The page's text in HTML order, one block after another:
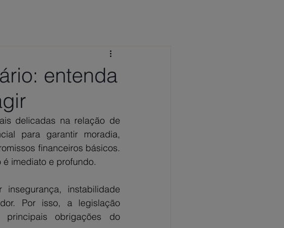
entenda
delicadas na relação de
para garantir moradia,
financeiros básicos.
imediato e profundo.
instabilidade
Por isso, a legislação
obrigações do